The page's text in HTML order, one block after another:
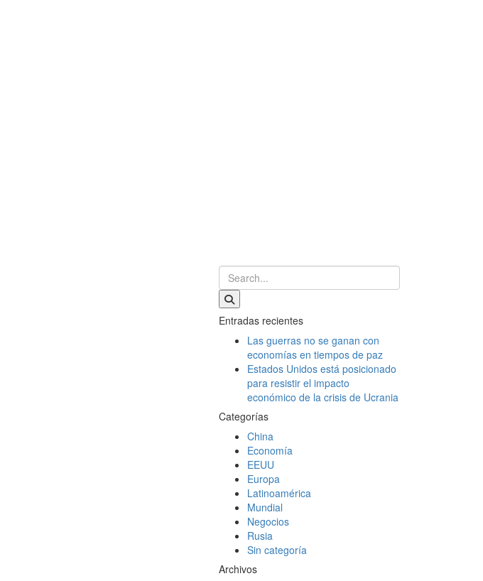
Entradas recientes
Las guerras no se ganan con
economías en tiempos de paz
Estados Unidos está posicionado
para resistir el impacto
económico de la crisis de Ucrania
Categorías
China
Economía
EEUU
Europa
Latinoamérica
Mundial
Negocios
Rusia
Sin categoría
Archivos